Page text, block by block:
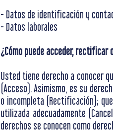
- Datos de identificación y
- Datos laborales
¿Cómo puede acceder,
Usted tiene derecho a conocer
(Acceso). Asimismo, es su
o incompleta (Rectificación);
utilizada adecuadamente
derechos se conocen como